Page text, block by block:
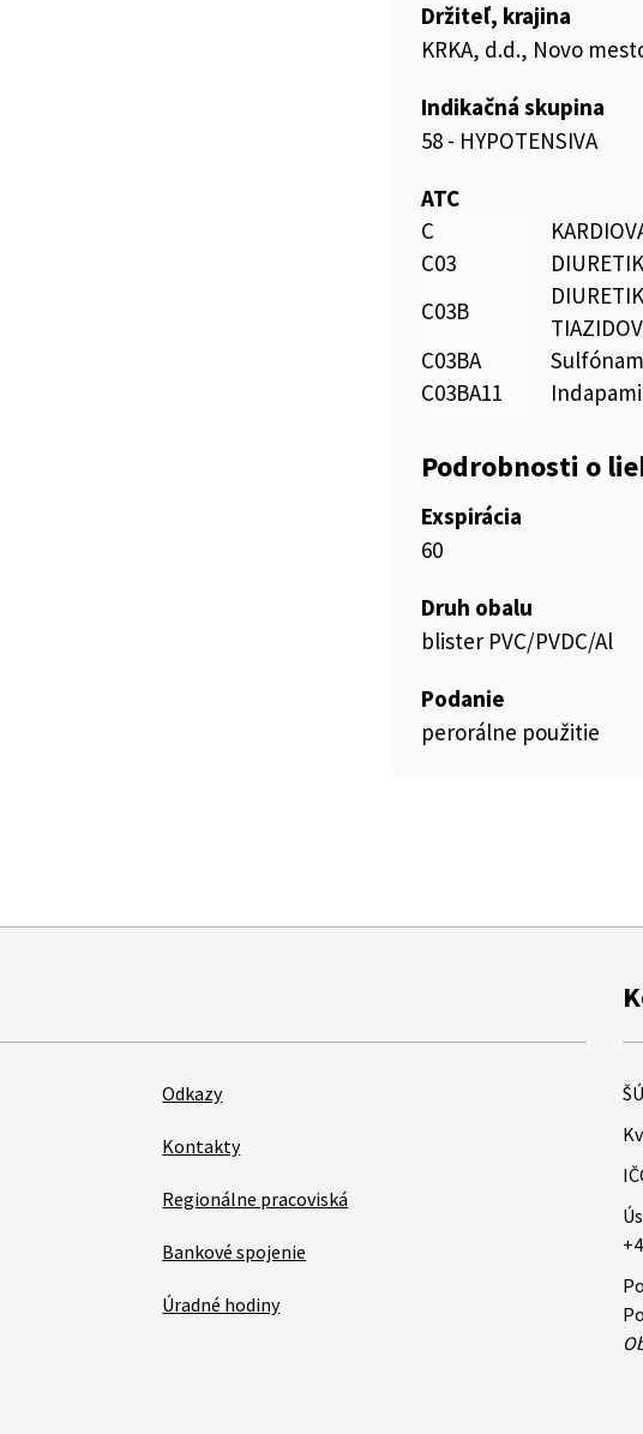
Držiteľ, krajina
KRKA, d.d., Novo
Indikačná skupina
58 - HYPOTENSIVA
ATC
C
C03
C03B
TIAZIDOV
C03BA
C03BA11
Podrobnosti o
Exspirácia
60
Druh obalu
blister PVC/PVDC/Al
Podanie
perorálne použitie
Odkazy
Kontakty
Regionálne pracoviská
Bankové spojenie
Úradné hodiny